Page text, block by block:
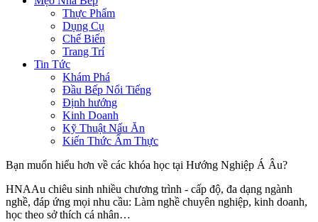
Thực Phẩm
Dụng Cụ
Chế Biến
Trang Trí
Tin Tức
Khám Phá
Đầu Bếp Nổi Tiếng
Định hướng
Kinh Doanh
Kỹ Thuật Nấu Ăn
Kiến Thức Ẩm Thực
Bạn muốn hiểu hơn về các khóa học tại Hướng Nghiệp Á Âu?
HNAAu chiêu sinh nhiều chương trình - cấp độ, đa dạng ngành
nghề, đáp ứng mọi nhu cầu: Làm nghề chuyên nghiệp, kinh doanh,
học theo sở thích cá nhân…